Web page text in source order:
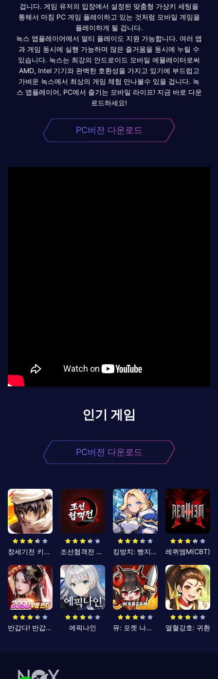
겁니다. 게임 유저의 입장에서 설정된 맞춤형 가상키 세팅을
통해서 마침 PC 게임 플레이하고 있는 것처럼 모바일 게임을
플레이하게 될 겁니다.
녹스 앱플레이어에서 멀티 플레이도 지원 가능합니다. 여러 앱
과 게임 동시에 실행 가능하며 많은 즐거움을 동시에 누릴 수
있습니다. 녹스는 최강의 안드로이드 모바일 에뮬레이터로써
AMD, Intel 기기와 완벽한 호환성을 가지고 있기에 부드럽고
가벼운 녹스에서 최상의 게임 체험 만나볼수 있을 겁니다. 녹
스 앱플레이어, PC에서 즐기는 모바일 라이프! 지금 바로 다운
로드하세요!
PC버전 다운로드
인기 게임
PC버전 다운로드
창세기전 키우기 조선협객전 클래식 킹방치: 빵지의 제왕 레퀴엠M(CBT)
반갑다! 반갑삼국지 에픽나인 뮤: 포켓 나이츠 열혈강호: 귀환